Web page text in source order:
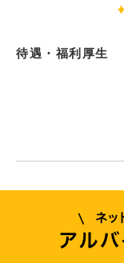
待遇・福利厚生